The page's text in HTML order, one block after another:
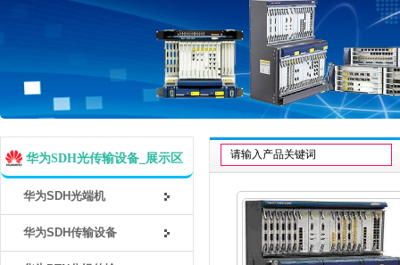
华为SDH光传输设备_展示区
华为SDH光端机
华为SDH传输设备